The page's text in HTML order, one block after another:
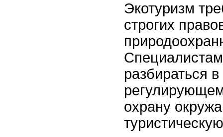
Экотуризм
строгих
разбираться
охрану